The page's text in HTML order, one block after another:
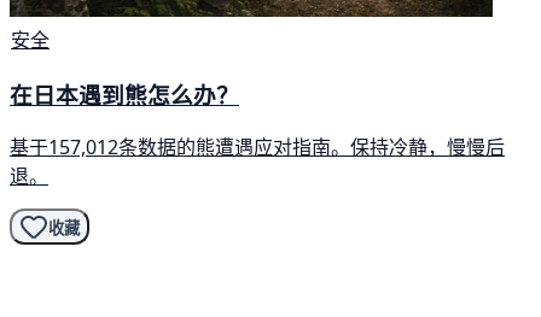
安全
在日本遇到熊怎么办？
基于157,012条数据的熊遭遇应对指南。保持冷静，慢慢后
退。
收藏